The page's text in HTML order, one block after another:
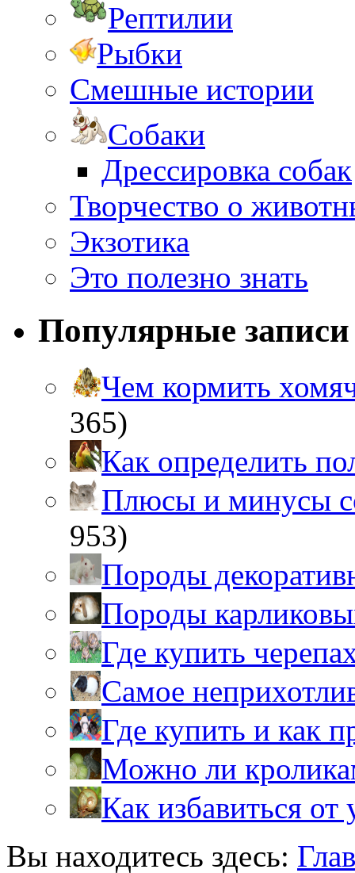
Рептилии
Рыбки
Смешные истории
Собаки
Дрессировка собак
Творчество о
Экзотика
Это полезно знать
Популярные записи
Чем кормить
365)
Как определить
Плюсы и минусы
953)
Породы
Породы
Где купить
Самое
Где купить и как
Можно ли
Как избавиться от
Вы находитесь здесь: